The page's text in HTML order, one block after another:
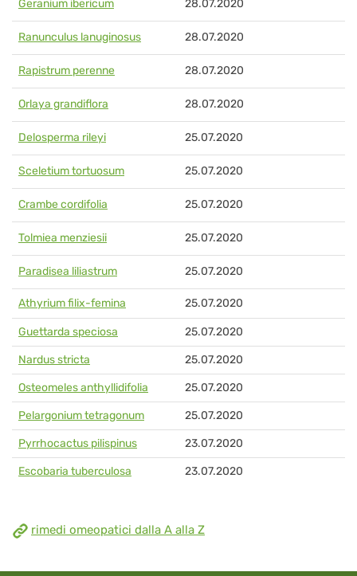
Geranium ibericum 28.07.2020
Ranunculus lanuginosus 28.07.2020
Rapistrum perenne 28.07.2020
Orlaya grandiflora 28.07.2020
Delosperma rileyi 25.07.2020
Sceletium tortuosum 25.07.2020
Crambe cordifolia 25.07.2020
Tolmiea menziesii 25.07.2020
Paradisea liliastrum 25.07.2020
Athyrium filix-femina 25.07.2020
Guettarda speciosa 25.07.2020
Nardus stricta 25.07.2020
Osteomeles anthyllidifolia 25.07.2020
Pelargonium tetragonum 25.07.2020
Pyrrhocactus pilispinus 23.07.2020
Escobaria tuberculosa 23.07.2020
rimedi omeopatici dalla A alla Z